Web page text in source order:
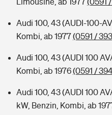
Audi 100, 43 (AUDI-100-
Kombi, ab 1977(0591 /
Audi 100, 43 (AUDI 100
Kombi, ab 1976(0591 /
Audi 100, 43 (AUDI 100
kW, Benzin, Kombi, ab